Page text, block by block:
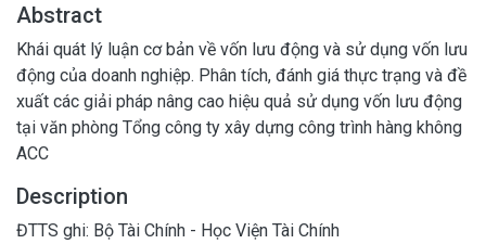
Abstract
Khái quát lý luận cơ bản về vốn lưu động và sử dụng vốn lưu
động của doanh nghiệp. Phân tích, đánh giá thực trạng và đề
xuất các giải pháp nâng cao hiệu quả sử dụng vốn lưu động
tại văn phòng Tổng công ty xây dựng công trình hàng không
ACC
Description
ĐTTS ghi: Bộ Tài Chính - Học Viện Tài Chính